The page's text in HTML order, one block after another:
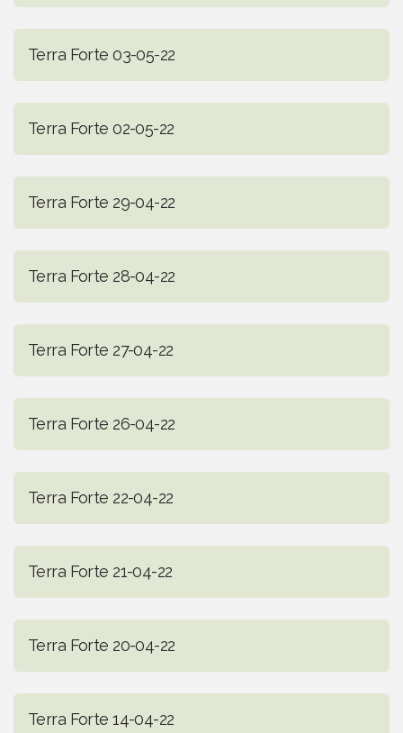
Terra Forte 03-05-22
Terra Forte 02-05-22
Terra Forte 29-04-22
Terra Forte 28-04-22
Terra Forte 27-04-22
Terra Forte 26-04-22
Terra Forte 22-04-22
Terra Forte 21-04-22
Terra Forte 20-04-22
Terra Forte 14-04-22